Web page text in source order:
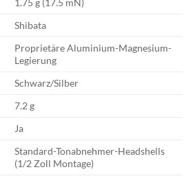
1.75 g (17.5 mN)
Shibata
Proprietäre Aluminium-Magnesium-
Legierung
Schwarz/Silber
7.2 g
Ja
Standard-Tonabnehmer-Headshells
(1/2 Zoll Montage)